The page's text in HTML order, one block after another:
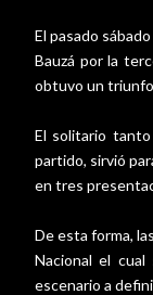
El pasado
Bauzá por la
obtuvo un
El solitario tanto
partido, sirvió
en tres
De esta forma,
Nacional el
escenario a